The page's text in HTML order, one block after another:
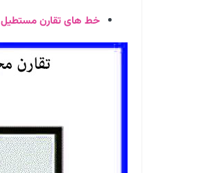
خط های تقارن مستطیل